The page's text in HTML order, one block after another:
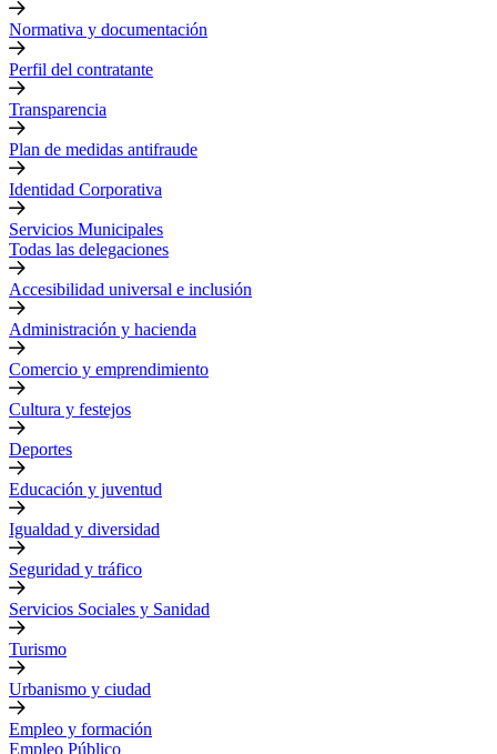
Normativa y documentación
Perfil del contratante
Transparencia
Plan de medidas antifraude
Identidad Corporativa
Servicios Municipales
Todas las delegaciones
Accesibilidad universal e inclusión
Administración y hacienda
Comercio y emprendimiento
Cultura y festejos
Deportes
Educación y juventud
Igualdad y diversidad
Seguridad y tráfico
Servicios Sociales y Sanidad
Turismo
Urbanismo y ciudad
Empleo y formación
Empleo Público